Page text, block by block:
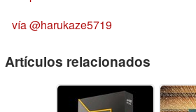
vía@harukaze5719
Artículos relacionados